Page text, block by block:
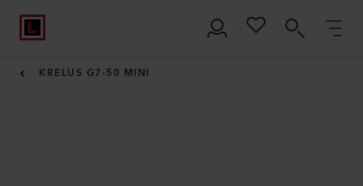
KRELUS G7-50 MINI